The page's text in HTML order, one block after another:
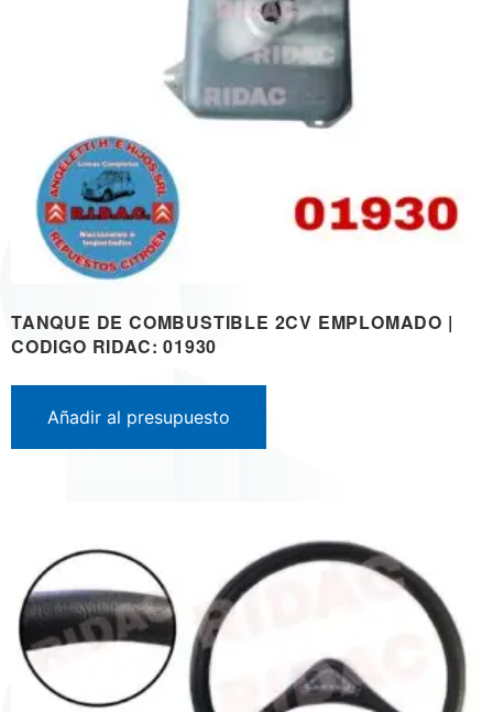
TANQUE DE COMBUSTIBLE 2CV EMPLOMADO |
CODIGO RIDAC: 01930
Añadir al presupuesto